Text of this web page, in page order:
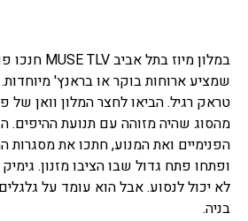
שמציע ארוחות בוקר או בראנץ'
טראק רגיל. הביאו לחצר המלון וואן של
מהסוג שהיה מזוהה עם תנועת ההיפים.
הפנימיים ואת המנוע, חתכו את מסגרות
ופתחו פתח גדול שבו הציבו מזנון.
לא יכול לנסוע. אבל הוא עומד על
בניה.